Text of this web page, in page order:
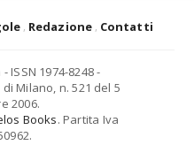
Redazione Contatti
- ISSN 1974-8248 -
Milano, n. 521 del 5
2006.
Books. Partita Iva